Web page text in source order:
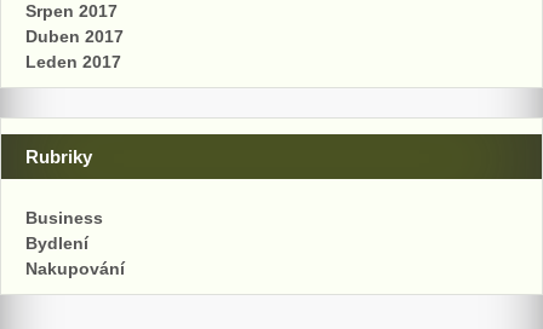
Srpen 2017
Duben 2017
Leden 2017
Rubriky
Business
Bydlení
Nakupování